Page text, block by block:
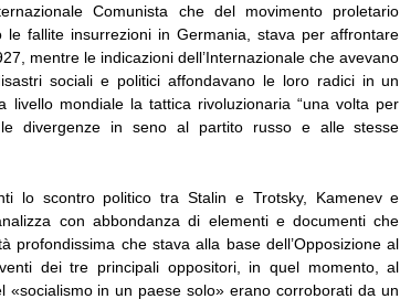
Comunista che del movimento proletario
fallite insurrezioni in Germania, stava per affrontare
mentre le indicazioni dell’Internazionale che avevano
sociali e politici affondavano le loro radici in un
mondiale la tattica rivoluzionaria “una volta per
divergenze in seno al partito russo e alle stesse
lo scontro politico tra Stalin e Trotsky, Kamenev e
con abbondanza di elementi e documenti che
profondissima che stava alla base dell’Opposizione al
dei tre principali oppositori, in quel momento, al
«socialismo in un paese solo» erano corroborati da un